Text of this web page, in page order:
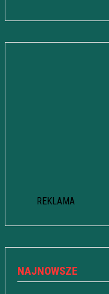
REKLAMA
NAJNOWSZE